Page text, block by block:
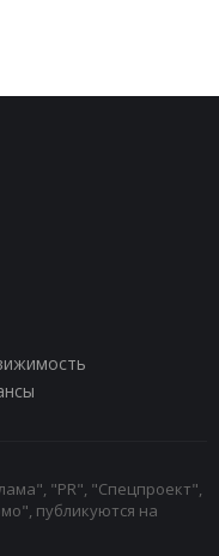
"PR", "Спецпроект",
публикуются на